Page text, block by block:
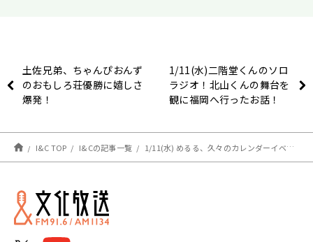
土佐兄弟、ちゃんぴおんず
のおもしろ荘優勝に嬉しさ
爆発！
1/11(水)二階堂くんのソロ
ラジオ！北山くんの舞台を
観に福岡へ行ったお話！
I&C TOP I&Cの記事一覧 1/11(水) めるる、久々のカレンダーイベントはどうだった？？